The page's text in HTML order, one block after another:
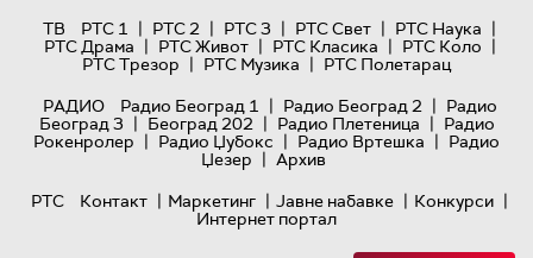
ТВ
РТС 1 | РТС 2 | РТС 3 | РТС Свет | РТС Наука |
РТС Драма | РТС Живот | РТС Класика | РТС Коло |
РТС Трезор | РТС Музика | РТС Полетарац
РАДИО
Радио Београд 1 | Радио Београд 2 | Радио
Београд 3 | Београд 202 | Радио Плетеница | Радио
Рокенролер | Радио Џубокс | Радио Вртешка | Радио
Џезер | Архив
РТС
Контакт | Маркетинг | Јавне набавке | Конкурси |
Интернет портал